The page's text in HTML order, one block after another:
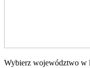
Wybierz województwo w